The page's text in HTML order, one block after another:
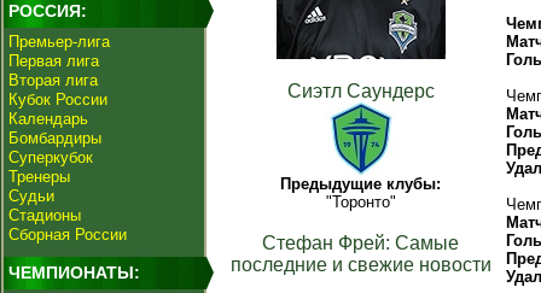
РОССИЯ:
Премьер-лига
Первая лига
Вторая лига
Кубок России
Календарь
Бомбардиры
Суперкубок
Тренеры
Судьи
Стадионы
Сборная России
ЧЕМПИОНАТЫ:
Сиэтл Саундерс
Предыдущие клубы:
"Торонто"
Стефан Фрей: Самые
последние и свежие новости